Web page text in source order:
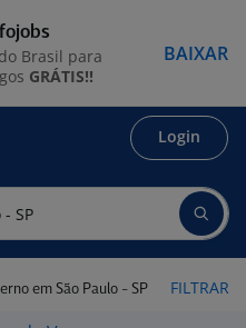
Login
em São Paulo - SP FILTRAR
Brasil para
GRÁTIS!!
BAIXAR